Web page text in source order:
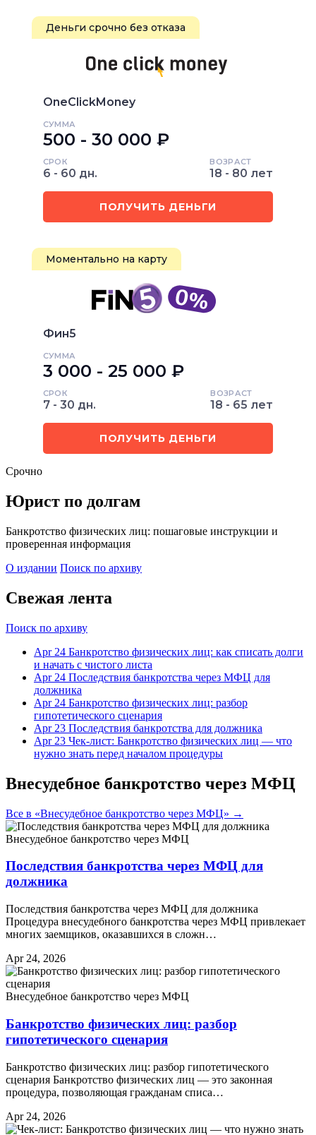
Деньги срочно без отказа
OneClickMoney
СУММА
500 - 30 000 ₽
СРОК
6 - 60 дн.
ВОЗРАСТ
18 - 80 лет
ПОЛУЧИТЬ ДЕНЬГИ
Моментально на карту
Фин5
СУММА
3 000 - 25 000 ₽
СРОК
7 - 30 дн.
ВОЗРАСТ
18 - 65 лет
ПОЛУЧИТЬ ДЕНЬГИ
Срочно
Юрист по долгам
Банкротство физических лиц: пошаговые инструкции и
проверенная информация
О издании Поиск по архиву
Свежая лента
Поиск по архиву
Apr 24 Банкротство физических лиц: как списать долги
и начать с чистого листа
Apr 24 Последствия банкротства через МФЦ для
должника
Apr 24 Банкротство физических лиц: разбор
гипотетического сценария
Apr 23 Последствия банкротства для должника
Apr 23 Чек-лист: Банкротство физических лиц — что
нужно знать перед началом процедуры
Внесудебное банкротство через МФЦ
Все в «Внесудебное банкротство через МФЦ» →
Внесудебное банкротство через МФЦ
Последствия банкротства через МФЦ для
должника
Последствия банкротства через МФЦ для должника
Процедура внесудебного банкротства через МФЦ привлекает
многих заемщиков, оказавшихся в сложн…
Apr 24, 2026
Внесудебное банкротство через МФЦ
Банкротство физических лиц: разбор
гипотетического сценария
Банкротство физических лиц: разбор гипотетического
сценария Банкротство физических лиц — это законная
процедура, позволяющая гражданам списа…
Apr 24, 2026